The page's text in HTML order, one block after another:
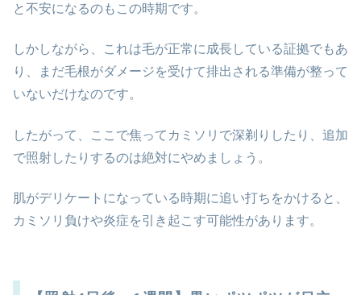
と不安になるのもこの時期です。
しかしながら、これは毛が正常に成長している証拠でもあ
り、まだ毛根がダメージを受けて排出される準備が整って
いないだけなのです。
したがって、ここで焦ってカミソリで深剃りしたり、追加
で照射したりするのは絶対にやめましょう。
肌がデリケートになっている時期に追い打ちをかけると、
カミソリ負けや炎症を引き起こす可能性があります。